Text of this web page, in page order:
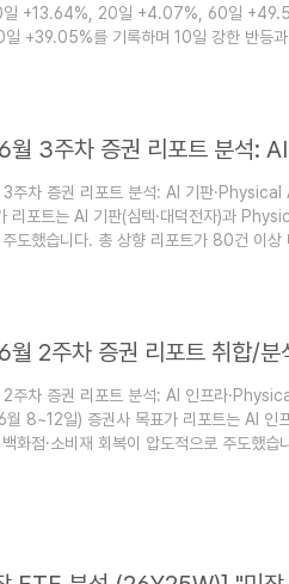
+13.64%, 20일 +4.07%, 60일
+39.05%를 기록하며 10일 강한 반등과
익률이 아니라 벤치마크 대비 상대 강도
주차 증권 리포트 분석: AI 기판·Physical
리포트는 AI 기판(심텍·대덕전자)과
도했습니다. 총 상향 리포트가 80건 이상
어졌습니다.1. 주목할 만한 섹터 (긍정적
주차 증권 리포트 분석: AI 인프라
월 8~12일) 증권사 목표가 리포트는 AI 인
화점·소비재 회복이 압도적으로 주도했
심 종목의 목표주가가 20~60%대 대폭